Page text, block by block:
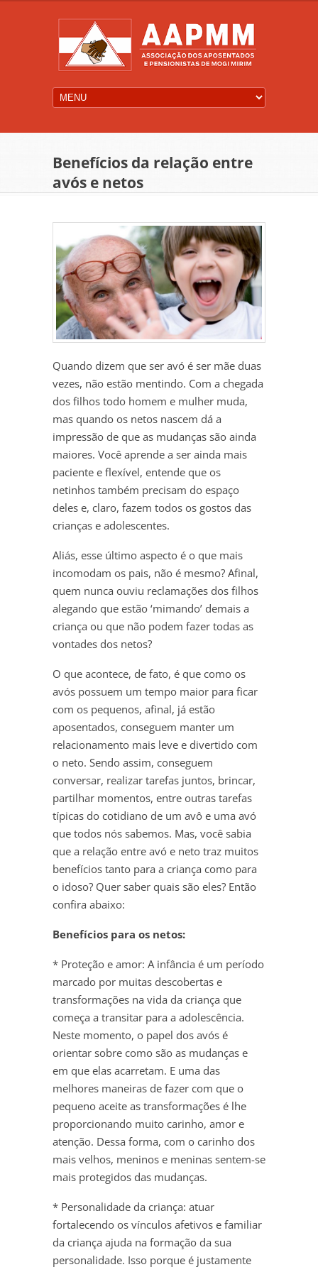
Benefícios da relação entre
avós e netos
Quando dizem que ser avó é ser mãe duas
vezes, não estão mentindo. Com a chegada
dos filhos todo homem e mulher muda,
mas quando os netos nascem dá a
impressão de que as mudanças são ainda
maiores. Você aprende a ser ainda mais
paciente e flexível, entende que os
netinhos também precisam do espaço
deles e, claro, fazem todos os gostos das
crianças e adolescentes.
Aliás, esse último aspecto é o que mais
incomodam os pais, não é mesmo? Afinal,
quem nunca ouviu reclamações dos filhos
alegando que estão ‘mimando’ demais a
criança ou que não podem fazer todas as
vontades dos netos?
O que acontece, de fato, é que como os
avós possuem um tempo maior para ficar
com os pequenos, afinal, já estão
aposentados, conseguem manter um
relacionamento mais leve e divertido com
o neto. Sendo assim, conseguem
conversar, realizar tarefas juntos, brincar,
partilhar momentos, entre outras tarefas
típicas do cotidiano de um avô e uma avó
que todos nós sabemos. Mas, você sabia
que a relação entre avó e neto traz muitos
benefícios tanto para a criança como para
o idoso? Quer saber quais são eles? Então
confira abaixo:
Benefícios para os netos:
* Proteção e amor: A infância é um período
marcado por muitas descobertas e
transformações na vida da criança que
começa a transitar para a adolescência.
Neste momento, o papel dos avós é
orientar sobre como são as mudanças e
em que elas acarretam. E uma das
melhores maneiras de fazer com que o
pequeno aceite as transformações é lhe
proporcionando muito carinho, amor e
atenção. Dessa forma, com o carinho dos
mais velhos, meninos e meninas sentem-se
mais protegidos das mudanças.
* Personalidade da criança: atuar
fortalecendo os vínculos afetivos e familiar
da criança ajuda na formação da sua
personalidade. Isso porque é justamente